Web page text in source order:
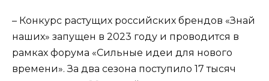
– Конкурс растущих российских брендов «Знай
наших» запущен в 2023 году и проводится в
рамках форума «Сильные идеи для нового
времени». За два сезона поступило 17 тысяч